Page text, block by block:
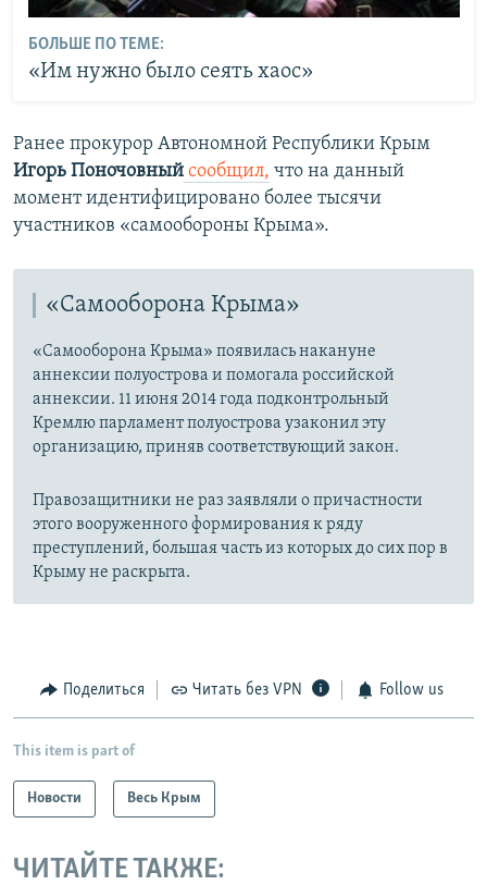
БОЛЬШЕ ПО ТЕМЕ:
«Им нужно было сеять хаос»
Ранее прокурор Автономной Республики Крым
Игорь Поночовный сообщил, что на данный
момент идентифицировано более тысячи
участников «самообороны Крыма».
«Самооборона Крыма»
«Самооборона Крыма» появилась накануне
аннексии полуострова и помогала российской
аннексии. 11 июня 2014 года подконтрольный
Кремлю парламент полуострова узаконил эту
организацию, приняв соответствующий закон.
Правозащитники не раз заявляли о причастности
этого вооруженного формирования к ряду
преступлений, большая часть из которых до сих пор в
Крыму не раскрыта.
Поделиться Читать без VPN Follow us
This item is part of
Новости Весь Крым
ЧИТАЙТЕ ТАКЖЕ: